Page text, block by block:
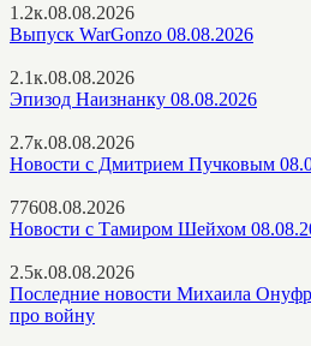
1.2к.08.08.2026
Выпуск WarGonzo 08.08.2026
2.1к.08.08.2026
Эпизод Наизнанку 08.08.2026
2.7к.08.08.2026
Новости с Дмитрием Пучковым
77608.08.2026
Новости с Тамиром Шейхом
2.5к.08.08.2026
Последние новости Михаила
про войну